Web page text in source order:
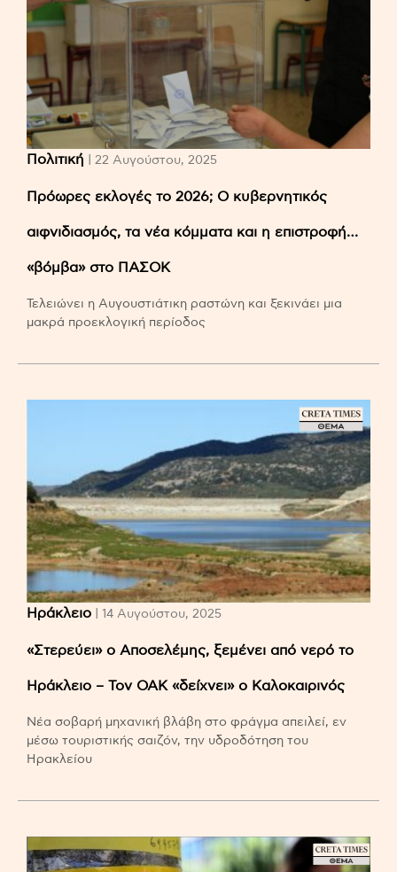
Πολιτική | 22 Αυγούστου, 2025
Πρόωρες εκλογές το 2026; Ο κυβερνητικός
αιφνιδιασμός, τα νέα κόμματα και η επιστροφή…
«βόμβα» στο ΠΑΣΟΚ
Τελειώνει η Αυγουστιάτικη ραστώνη και ξεκινάει μια
μακρά προεκλογική περίοδος
Ηράκλειο | 14 Αυγούστου, 2025
«Στερεύει» ο Αποσελέμης, ξεμένει από νερό το
Ηράκλειο – Τον ΟΑΚ «δείχνει» ο Καλοκαιρινός
Νέα σοβαρή μηχανική βλάβη στο φράγμα απειλεί, εν
μέσω τουριστικής σαιζόν, την υδροδότηση του
Ηρακλείου